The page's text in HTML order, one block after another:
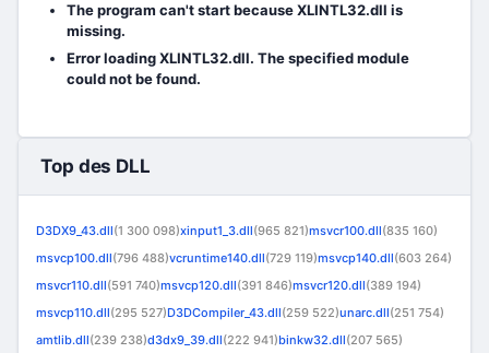
The program can't start because XLINTL32.dll is
missing.
Error loading XLINTL32.dll. The specified module
could not be found.
Top des DLL
D3DX9_43.dll(1 300 098)xinput1_3.dll(965 821)msvcr100.dll(835 160)
msvcp100.dll(796 488)vcruntime140.dll(729 119)msvcp140.dll(603 264)
msvcr110.dll(591 740)msvcp120.dll(391 846)msvcr120.dll(389 194)
msvcp110.dll(295 527)D3DCompiler_43.dll(259 522)unarc.dll(251 754)
amtlib.dll(239 238)d3dx9_39.dll(222 941)binkw32.dll(207 565)